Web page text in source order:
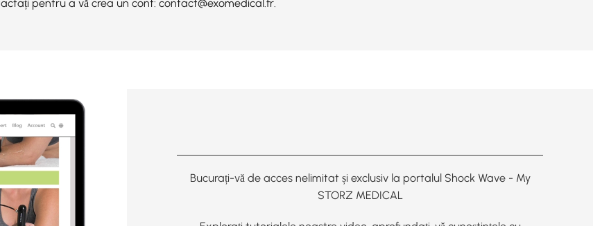
pentru a vă crea un cont: contact@exomedical.fr.
Bucurați-vă de acces nelimitat și exclusiv la portalul Shock Wave - My
STORZ MEDICAL